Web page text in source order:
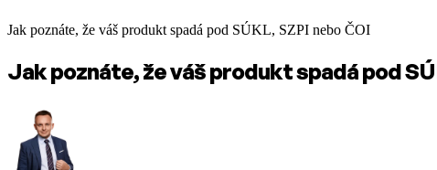
Jak poznáte, že váš produkt spadá pod SÚKL, SZPI nebo ČOI
Jak poznáte, že váš produkt spadá pod